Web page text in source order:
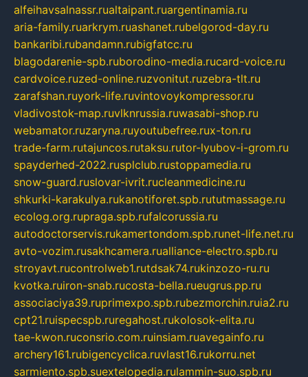
alfeihavsalnassr.rualtaipant.ruargentinamia.ru
aria-family.ruarkrym.ruashanet.rubelgorod-day.ru
bankaribi.rubandamn.rubigfatcc.ru
blagodarenie-spb.ruborodino-media.rucard-voice.ru
cardvoice.ruzed-online.ruzvonitut.ruzebra-tlt.ru
zarafshan.ruyork-life.ruvintovoykompressor.ru
vladivostok-map.ruvlknrussia.ruwasabi-shop.ru
webamator.ruzaryna.ruyoutubefree.rux-ton.ru
trade-farm.rutajuncos.rutaksu.rutor-lyubov-i-grom.ru
spayderhed-2022.rusplclub.rustoppamedia.ru
snow-guard.ruslovar-ivrit.rucleanmedicine.ru
shkurki-karakulya.rukanotiforet.spb.rututmassage.ru
ecolog.org.rupraga.spb.rufalcorussia.ru
autodoctorservis.rukamertondom.spb.runet-life.net.ru
avto-vozim.rusakhcamera.rualliance-electro.spb.ru
stroyavt.rucontrolweb1.rutdsak74.rukinzozo-ru.ru
kvotka.ruiron-snab.rucosta-bella.rueugrus.pp.ru
associaciya39.ruprimexpo.spb.rubezmorchin.ruia2.ru
cpt21.ruispecspb.ruregahost.rukolosok-elita.ru
tae-kwon.ruconsrio.com.ruinsiam.ruavegainfo.ru
archery161.rubigencyclica.ruvlast16.rukorru.net
sarmiento.spb.suextelopedia.rulammin-suo.spb.ru